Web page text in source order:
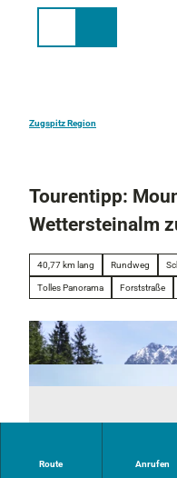
Zugspitz Region
Tourentipp:
Wettersteinalm
40,77 km lang Rundweg
Tolles Panorama Forststraße
Route Anrufen